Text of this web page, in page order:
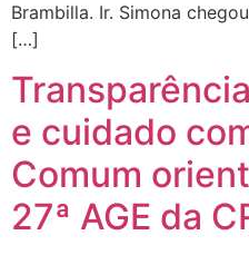
Brambilla. Ir. Simona
[…]
e cuidado
Comum
27ª AGE da